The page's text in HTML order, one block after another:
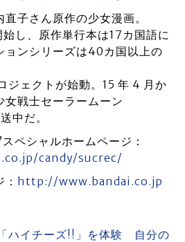
子さん原作の少女漫画。
し、原作単行本は17カ国語に
ョンシリーズは40カ国以上の
ジェクトが始動。15 年 4 月か
女戦士セーラームーン
中だ。
シャルホームページ：
candy/sucrec/
http://www.bandai.co.jp
ハイチーズ!!」を体験 自分の